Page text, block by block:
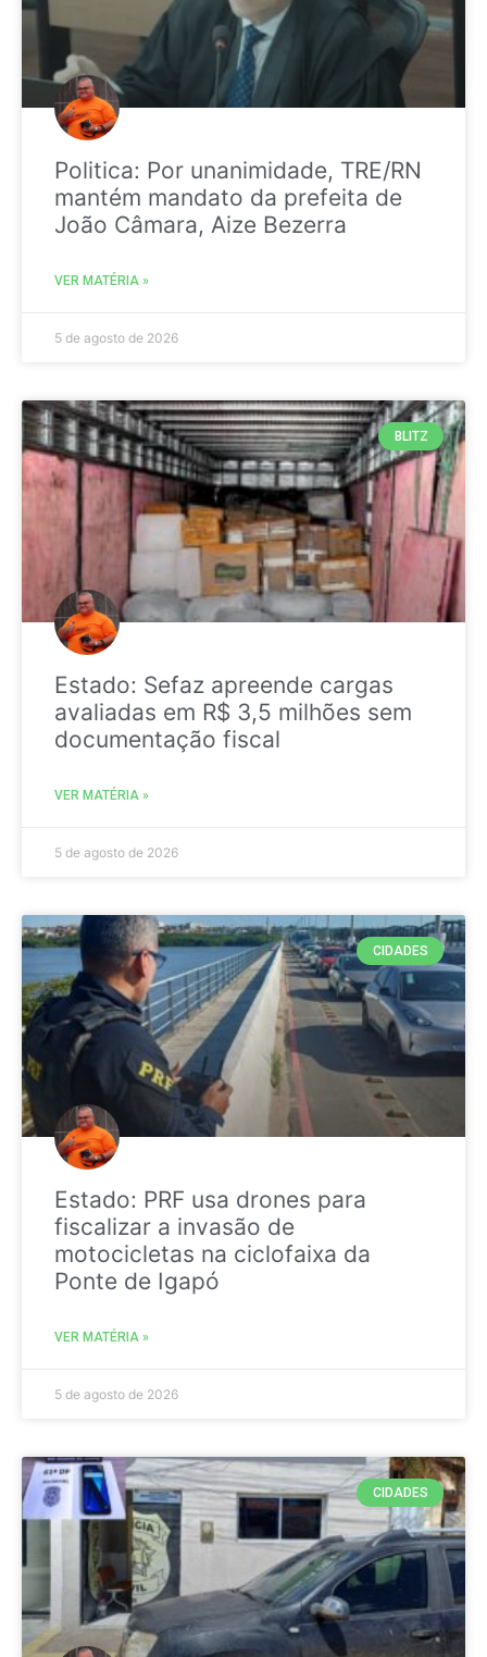
Politica: Por unanimidade, TRE/RN
mantém mandato da prefeita de
João Câmara, Aize Bezerra
VER MATÉRIA »
5 de agosto de 2026
BLITZ
Estado: Sefaz apreende cargas
avaliadas em R$ 3,5 milhões sem
documentação fiscal
VER MATÉRIA »
5 de agosto de 2026
CIDADES
Estado: PRF usa drones para
fiscalizar a invasão de
motocicletas na ciclofaixa da
Ponte de Igapó
VER MATÉRIA »
5 de agosto de 2026
CIDADES